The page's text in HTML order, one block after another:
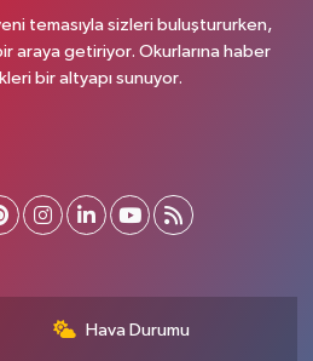
temasıyla sizleri buluştururken,
araya getiriyor. Okurlarına haber
bir altyapı sunuyor.
Hava Durumu